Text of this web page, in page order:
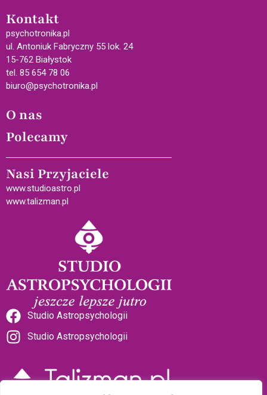
Kontakt
psychotronika.pl
ul. Antoniuk Fabryczny 55 lok. 24
15-762 Białystok
tel. 85 654 78 06
biuro@psychotronika.pl
O nas
Polecamy
Nasi Przyjaciele
www.studioastro.pl
www.talizman.pl
Studio Astropsychologii
Studio Astropsychologii